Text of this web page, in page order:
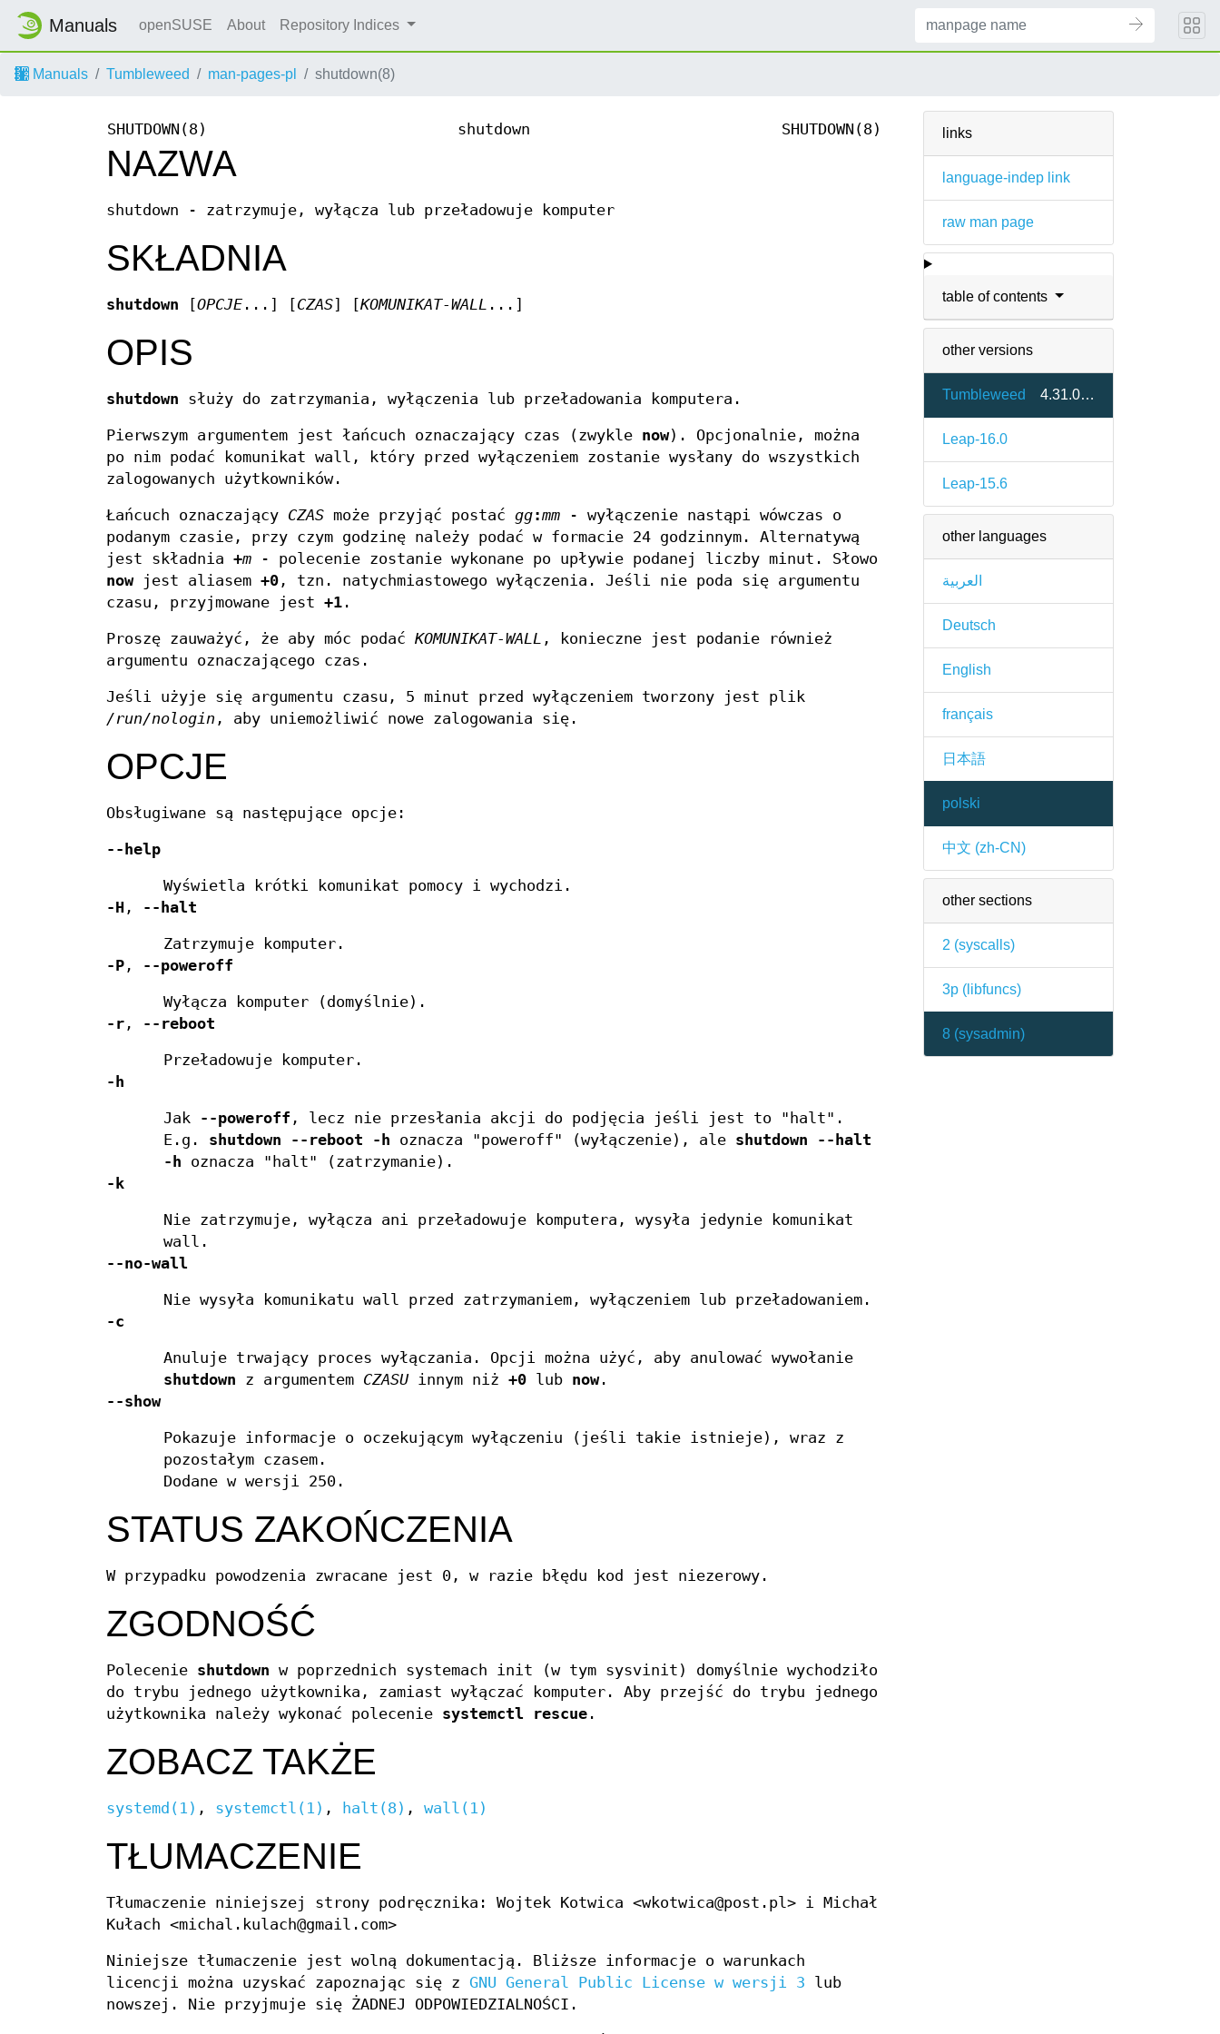
Manuals openSUSE About Repository Indices
Manuals Tumbleweed man-pages-pl shutdown(8)
links
language-indep link
raw man page
table of contents
other versions
Tumbleweed 4.31.0-1.2
Leap-16.0
Leap-15.6
other languages
العربية
Deutsch
English
français
日本語
polski
中文 (zh-CN)
other sections
2 (syscalls)
3p ( libfuncs)
8 (sysadmin)
SHUTDOWN(8) shutdown SHUTDOWN(8)
NAZWA
shutdown - zatrzymuje, wyłącza lub przeładowuje komputer
SKŁADNIA
shutdown OPCJE ...] [ CZAS KOMUNIKAT-WALL ...]
OPIS
shutdown służy do zatrzymania, wyłączenia lub przeładowania komputera.
Pierwszym argumentem jest łańcuch oznaczający czas (zwykle now). Opcjonalnie, można
po nim podać komunikat wall, który przed wyłączeniem zostanie wysłany do wszystkich
zalogowanych użytkowników.
Łańcuch oznaczający CZAS może przyjąć postać gg:mm - wyłączenie nastąpi wówczas o
podanym czasie, przy czym godzinę należy podać w formacie 24 godzinnym. Alternatywą
jest składnia +m - polecenie zostanie wykonane po upływie podanej liczby minut. Słowo
nowjest aliasem +0 , tzn. natychmiastowego wyłączenia. Jeśli nie poda się argumentu
czasu, przyjmowane jest +1 .
Proszę zauważyć, że aby móc podać KOMUNIKAT-WALL , konieczne jest podanie również
argumentu oznaczającego czas.
Jeśli użyje się argumentu czasu, 5 minut przed wyłączeniem tworzony jest plik
/run/nologin , aby uniemożliwić nowe zalogowania się.
OPCJE
Obsługiwane są następujące opcje:
--help
Wyświetla krótki komunikat pomocy i wychodzi.
-H , --halt
Zatrzymuje komputer.
-P , --poweroff
Wyłącza komputer (domyślnie).
-r , --reboot
Przeładowuje komputer.
-h
Jak --poweroff , lecz nie przesłania akcji do podjęcia jeśli jest to "halt".
E.g. shutdown --reboot -h oznacza "poweroff" (wyłączenie), ale shutdown --halt
-h oznacza "halt" (zatrzymanie).
-k
Nie zatrzymuje, wyłącza ani przeładowuje komputera, wysyła jedynie komunikat
wall.
--no-wall
Nie wysyła komunikatu wall przed zatrzymaniem, wyłączeniem lub przeładowaniem.
-c
Anuluje trwający proces wyłączania. Opcji można użyć, aby anulować wywołanie
shutdown z argumentem CZASUinnym niż+0 lub now.
--show
Pokazuje informacje o oczekującym wyłączeniu (jeśli takie istnieje), wraz z
pozostałym czasem.
Dodane w wersji 250.
STATUS ZAKOŃCZENIA
W przypadku powodzenia zwracane jest 0, w razie błędu kod jest niezerowy.
ZGODNOŚĆ
Polecenie shutdown w poprzednich systemach init (w tym sysvinit) domyślnie wychodziło
do trybu jednego użytkownika, zamiast wyłączać komputer. Aby przejść do trybu jednego
użytkownika należy wykonać polecenie systemctl rescue .
ZOBACZ TAKŻE
systemd(1) , systemctl(1) , halt(8) , wall(1)
TŁUMACZENIE
Tłumaczenie niniejszej strony podręcznika: Wojtek Kotwica <wkotwica@post.pl> i Michał
Kułach <michal.kulach@gmail.com>
Niniejsze tłumaczenie jest wolną dokumentacją. Bliższe informacje o warunkach
licencji można uzyskać zapoznając się z GNU General Public License w wersji 3 lub
nowszej. Nie przyjmuje się ŻADNEJ ODPOWIEDZIALNOŚCI.